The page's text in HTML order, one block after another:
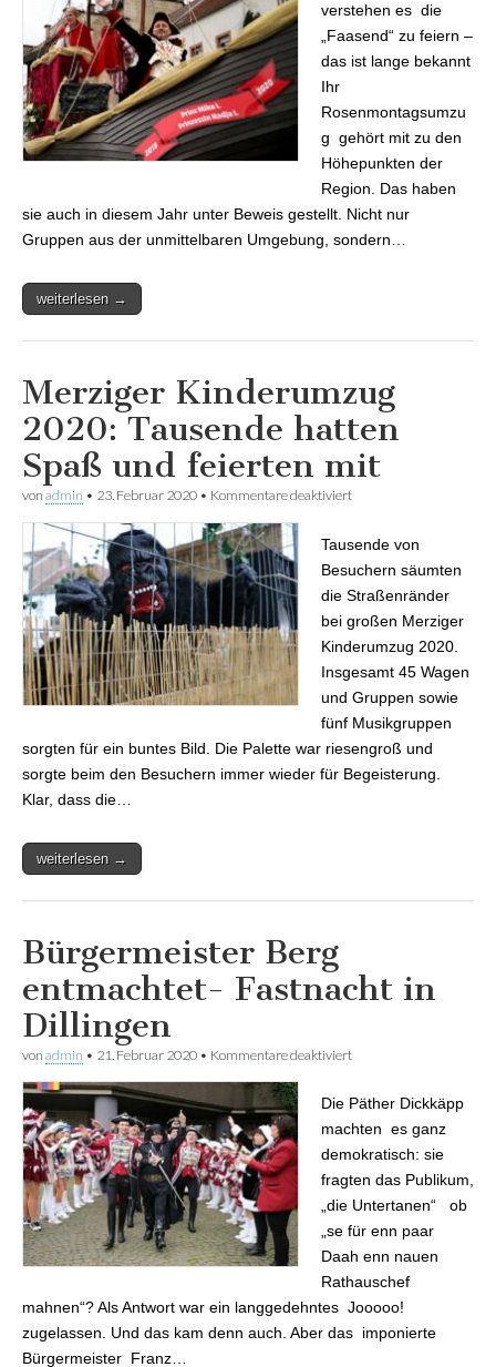
verstehen es die
„Faasend“ zu feiern –
das ist lange bekannt
Ihr
Rosenmontagsumzu
g gehört mit zu den
Höhepunkten der
Region. Das haben
sie auch in diesem Jahr unter Beweis gestellt. Nicht nur
Gruppen aus der unmittelbaren Umgebung, sondern…
weiterlesen →
Merziger Kinderumzug
2020: Tausende hatten
Spaß und feierten mit
von admin • 23. Februar 2020 • Kommentare deaktiviert
und feierten mit
Tausende von
Besuchern säumten
die Straßenränder
bei großen Merziger
Kinderumzug 2020.
Insgesamt 45 Wagen
und Gruppen sowie
fünf Musikgruppen
sorgten für ein buntes Bild. Die Palette war riesengroß und
sorgte beim den Besuchern immer wieder für Begeisterung.
Klar, dass die…
weiterlesen →
Bürgermeister Berg
entmachtet- Fastnacht in
Dillingen
von admin • 21. Februar 2020 • Kommentare deaktiviert
Die Päther Dickkäpp
machten es ganz
demokratisch: sie
fragten das Publikum,
„die Untertanen“ ob
„se für enn paar
Daah enn nauen
Rathauschef
mahnen“? Als Antwort war ein langgedehntes Jooooo!
zugelassen. Und das kam denn auch. Aber das imponierte
Bürgermeister Franz…